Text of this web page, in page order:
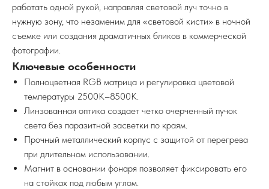
работать одной рукой, направляя световой луч точно в
нужную зону, что незаменим для «световой кисти» в ночной
съемке или создания драматичных бликов в коммерческой
фотографии.
Ключевые особенности
Полноцветная RGB матрица и регулировка цветовой
температуры 2500K–8500K.
Линзованная оптика создает четко очерченный пучок
света без паразитной засветки по краям.
Прочный металлический корпус с защитой от перегрева
при длительном использовании.
Магнит в основании фонаря позволяет фиксировать его
на стойках под любым углом.